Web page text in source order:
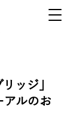
ッジ」
アルのお